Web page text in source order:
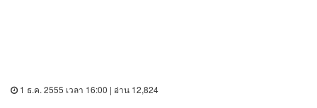
1 ธ.ค. 2555 เวลา 16:00 | อ่าน 12,824